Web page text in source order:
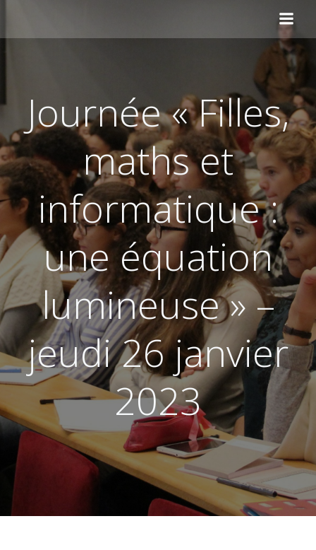
contenu
Journée « Filles,
maths et
informatique :
une équation
lumineuse » –
jeudi 26 janvier
2023